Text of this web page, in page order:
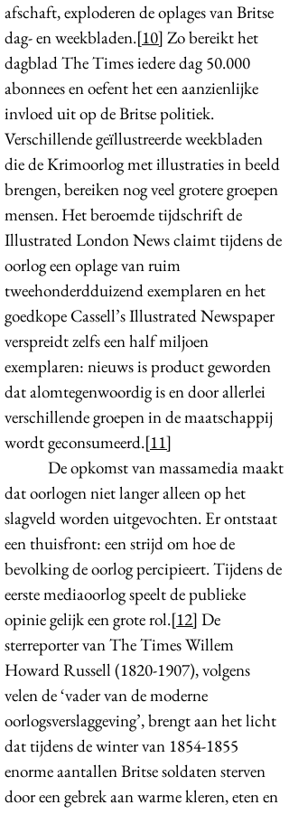
afschaft, exploderen de oplages van Britse
dag- en weekbladen.[10] Zo bereikt het
dagblad The Times iedere dag 50.000
abonnees en oefent het een aanzienlijke
invloed uit op de Britse politiek.
Verschillende geïllustreerde weekbladen
die de Krimoorlog met illustraties in beeld
brengen, bereiken nog veel grotere groepen
mensen. Het beroemde tijdschrift de
Illustrated London News claimt tijdens de
oorlog een oplage van ruim
tweehonderdduizend exemplaren en het
goedkope Cassell’s Illustrated Newspaper
verspreidt zelfs een half miljoen
exemplaren: nieuws is product geworden
dat alomtegenwoordig is en door allerlei
verschillende groepen in de maatschappij
wordt geconsumeerd.[11]
De opkomst van massamedia maakt
dat oorlogen niet langer alleen op het
slagveld worden uitgevochten. Er ontstaat
een thuisfront: een strijd om hoe de
bevolking de oorlog percipieert. Tijdens de
eerste mediaoorlog speelt de publieke
opinie gelijk een grote rol.[12] De
sterreporter van The Times Willem
Howard Russell (1820-1907), volgens
velen de ‘vader van de moderne
oorlogsverslaggeving’, brengt aan het licht
dat tijdens de winter van 1854-1855
enorme aantallen Britse soldaten sterven
door een gebrek aan warme kleren, eten en